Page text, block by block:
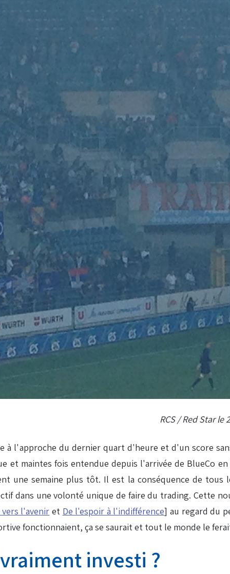
RCS / Red Star le
à l'approche du dernier quart d'heure et d'un score
et maintes fois entendue depuis l'arrivée de BlueCo en
une semaine plus tôt. Il est la conséquence de
dans une volonté unique de faire du trading. Cette
l'avenir et De l'espoir à l'indifférence] au regard du
fonctionnaient, ça se saurait et tout le monde le
investi ?